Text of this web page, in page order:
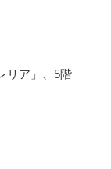
リア」、5階